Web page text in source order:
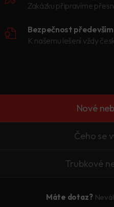
Zakázku připravíme
Bezpečnost především
K našemu lešení vždy
Nové
Čeho se
Trubkové
Máte dotaz?